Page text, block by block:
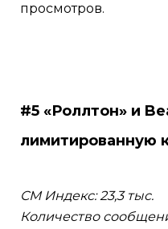
просмотров.
#5 «Роллтон» и
лимитированную
СМ Индекс: 23,3 тыс.
Количество